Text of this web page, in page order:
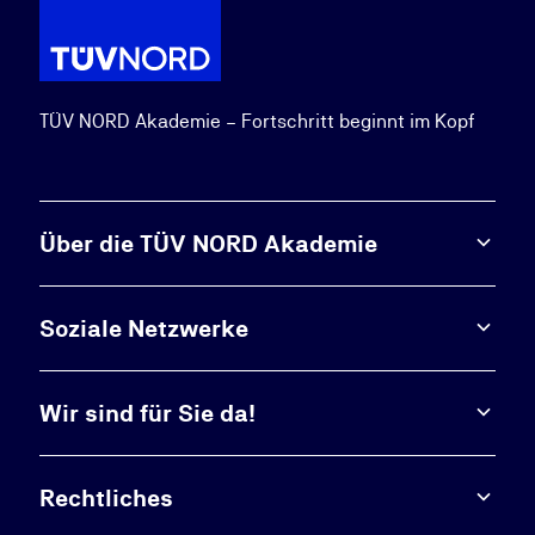
TÜV NORD Akademie – Fortschritt beginnt im Kopf
Über die TÜV NORD Akademie
Soziale Netzwerke
Wir sind für Sie da!
Rechtliches